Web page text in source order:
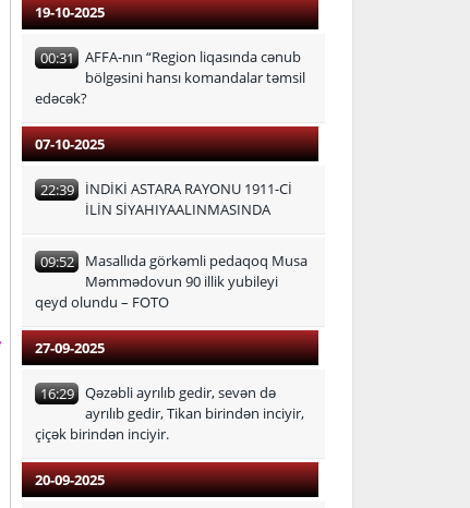
19-10-2025
00:31 AFFA-nın “Region liqasında cənub
bölgəsini hansı komandalar təmsil
edəcək?
07-10-2025
22:39
İNDİKİ ASTARA RAYONU 1911-Cİ
İLİN SİYAHIYAALINMASINDA
09:52
Masallıda görkəmli pedaqoq Musa
Məmmədovun 90 illik yubileyi
qeyd olundu – FOTO
27-09-2025
16:29 Qəzəbli ayrılıb gedir, sevən də
ayrılıb gedir, Tikan birindən inciyir,
çiçək birindən inciyir.
20-09-2025